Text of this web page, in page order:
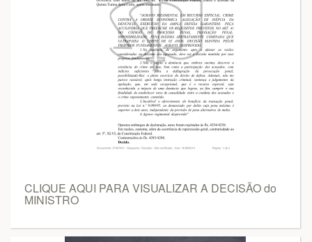
CLIQUE AQUI PARA VISUALIZAR A DECISÃO do
MINISTRO